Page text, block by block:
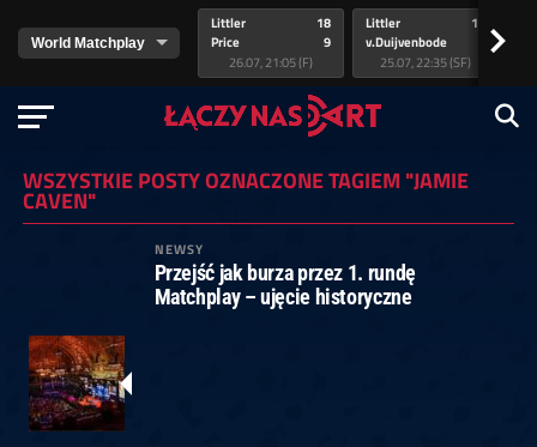
Littler
Price
18
9
26.07, 21:05 (F)
Littler
v.Duijvenbode
17
25.07, 22:35 (SF)
>
WSZYSTKIE POSTY OZNACZONE TAGIEM "JAMIE
CAVEN"
NEWSY
Przejść jak burza przez 1. rundę
Matchplay – ujęcie historyczne